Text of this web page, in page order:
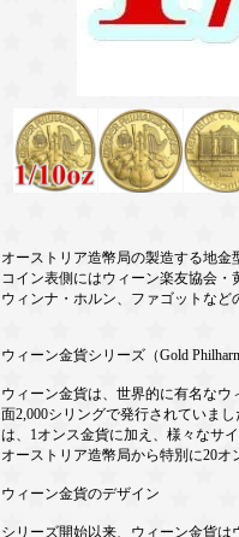
オーストリア造幣局の製造する地金
コイン表側にはウィーン楽友協会
ウィンナ・ホルン、ファゴットなど
ウィーン金貨シリーズ（Gold
ウィーン金貨は、世界的に有名な
面2,000シリングで発行されていま
は、1オンス金貨に加え、様々なサ
オーストリア造幣局から特別に20
ウィーン金貨のデザイン
シリーズ開始以来、ウィーン金貨